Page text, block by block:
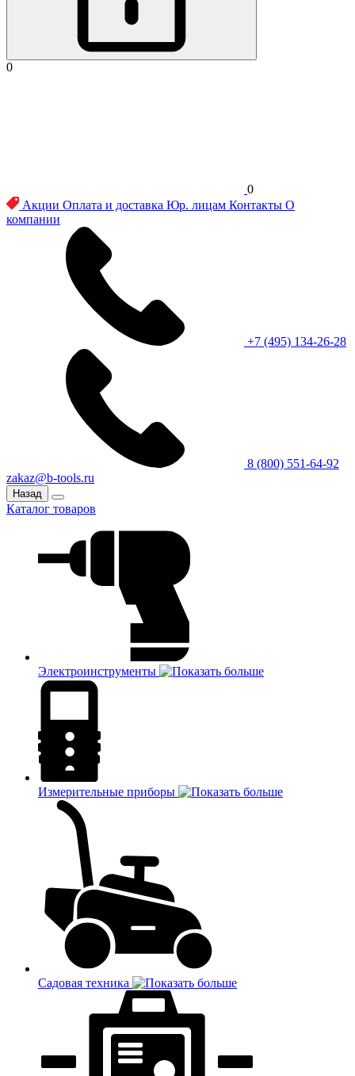
0
0
Акции Оплата и доставка Юр. лицам Контакты О
компании
+7 (495) 134-26-28
8 (800) 551-64-92
zakaz@b-tools.ru
Назад
Каталог товаров
Электроинструменты
Измерительные приборы
Садовая техника